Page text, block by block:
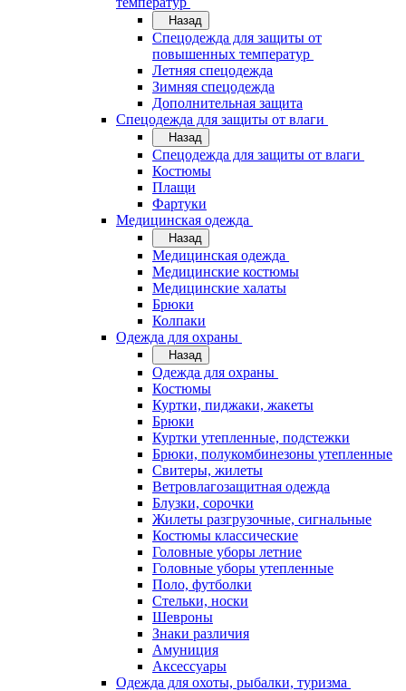
Назад
Спецодежда для защиты от
повышенных температур
Летняя спецодежда
Зимняя спецодежда
Дополнительная защита
Спецодежда для защиты от влаги
Назад
Спецодежда для защиты от влаги
Костюмы
Плащи
Фартуки
Медицинская одежда
Назад
Медицинская одежда
Медицинские костюмы
Медицинские халаты
Брюки
Колпаки
Одежда для охраны
Назад
Одежда для охраны
Костюмы
Куртки, пиджаки, жакеты
Брюки
Куртки утепленные, подстежки
Брюки, полукомбинезоны утепленные
Свитеры, жилеты
Ветровлагозащитная одежда
Блузки, сорочки
Жилеты разгрузочные, сигнальные
Костюмы классические
Головные уборы летние
Головные уборы утепленные
Поло, футболки
Стельки, носки
Шевроны
Знаки различия
Амуниция
Аксессуары
Одежда для охоты, рыбалки, туризма